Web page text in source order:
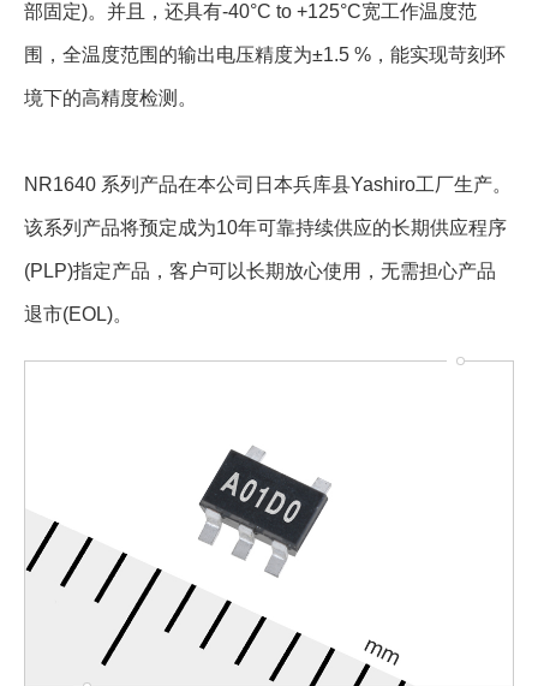
部固定)。并且，还具有-40°C to +125°C宽工作温度范
围，全温度范围的输出电压精度为±1.5 %，能实现苛刻环
境下的高精度检测。
NR1640 系列产品在本公司日本兵库县Yashiro工厂生产。
该系列产品将预定成为10年可靠持续供应的长期供应程序
(PLP)指定产品，客户可以长期放心使用，无需担心产品
退市(EOL)。